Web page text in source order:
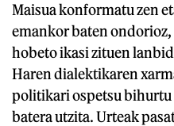
Maisua konformatu zen
emankor baten
hobeto ikasi zituen
Haren dialektikaren
politikari ospetsu bihurtu
batera utzita. Urteak